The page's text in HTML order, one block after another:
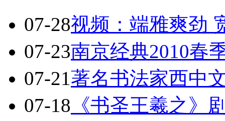
07-28视频：端雅爽劲
07-23南京经典2010春
07-21著名书法家西中
07-18 《书圣王羲之》